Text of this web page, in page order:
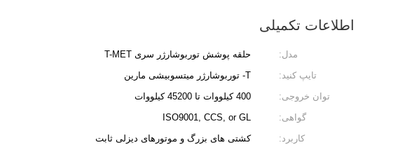
اطلاعات تکمیلی
مدل: حلقه پوشش توربوشارژر سری T-MET
تایپ کنید:
T- توربوشارژر میتسوبیشی مارین
توان خروجی:
400 کیلووات تا 45200 کیلووات
گواهی:
ISO9001, CCS, or GL
کاربرد:
کشتی های بزرگ و موتورهای دیزلی ثابت